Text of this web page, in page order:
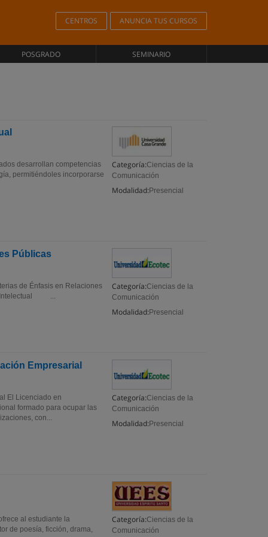
CENTROS ANUNCIA TUS CURSOS
POSGRADO SEMINARIO
Categoría:Ciencias de la
Comunicación
Modalidad: Presencial
desarrollan competencias
permitiéndoles incorporarse
Públicas
Categoría:Ciencias de la
Comunicación
Modalidad: Presencial
de Énfasis en Relaciones
Intelectual ...
Empresarial
Categoría:Ciencias de la
Comunicación
Modalidad: Presencial
El Licenciado en
formado para ocupar las
con...
Categoría:Ciencias de la
Comunicación
al estudiante la
de poesía, ficción, drama,